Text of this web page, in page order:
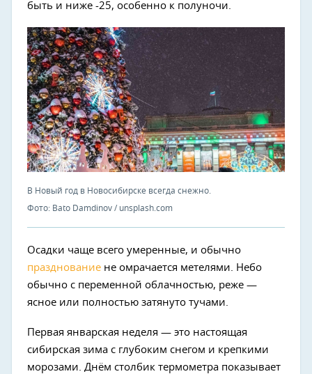
быть и ниже -25, особенно к полуночи.
В Новый год в Новосибирске всегда снежно.
Фото: Bato Damdinov / unsplash.com
Осадки чаще всего умеренные, и обычно
празднование не омрачается метелями. Небо
обычно с переменной облачностью, реже —
ясное или полностью затянуто тучами.
Первая январская неделя — это настоящая
сибирская зима с глубоким снегом и крепкими
морозами. Днём столбик термометра показывает